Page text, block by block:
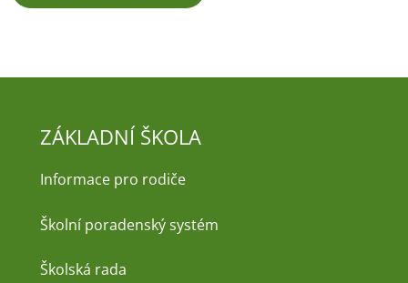
ZÁKLADNÍ ŠKOLA
Informace pro rodiče
Školní poradenský systém
Školská rada